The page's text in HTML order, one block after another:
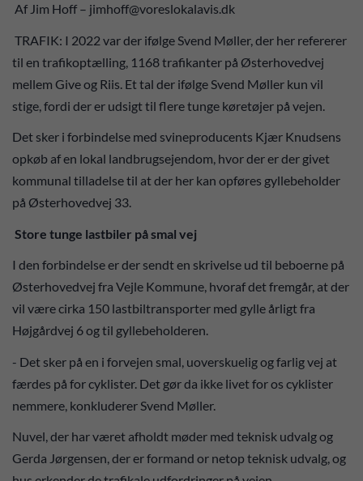
Af Jim Hoff – jimhoff@voreslokalavis.dk
TRAFIK: I 2022 var der ifølge Svend Møller, der her refererer
til en trafikoptælling, 1168 trafikanter på Østerhovedvej
mellem Give og Riis. Et tal der ifølge Svend Møller kun vil
stige, fordi der er udsigt til flere tunge køretøjer på vejen.
Det sker i forbindelse med svineproducents Kjær Knudsens
opkøb af en lokal landbrugsejendom, hvor der er der givet
kommunal tilladelse til at der her kan opføres gyllebeholder
på Østerhovedvej 33.
Store tunge lastbiler på smal vej
I den forbindelse er der sendt en skrivelse ud til beboerne på
Østerhovedvej fra Vejle Kommune, hvoraf det fremgår, at der
vil være cirka 150 lastbiltransporter med gylle årligt fra
Højgårdvej 6 og til gyllebeholderen.
- Det sker på en i forvejen smal, uoverskuelig og farlig vej at
færdes på for cyklister. Det gør da ikke livet for os cyklister
nemmere, konkluderer Svend Møller.
Nuvel, der har været afholdt møder med teknisk udvalg og
Gerda Jørgensen, der er formand or netop teknisk udvalg, og